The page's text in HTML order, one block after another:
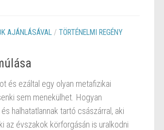
AJÁNLÁSÁVAL / TÖRTÉNELMI REGÉNY
és ezáltal egy olyan metafizikai
sem menekülhet. Hogyan
halhatatlannak tartó császárral, aki
az évszakok körforgásán is uralkodni